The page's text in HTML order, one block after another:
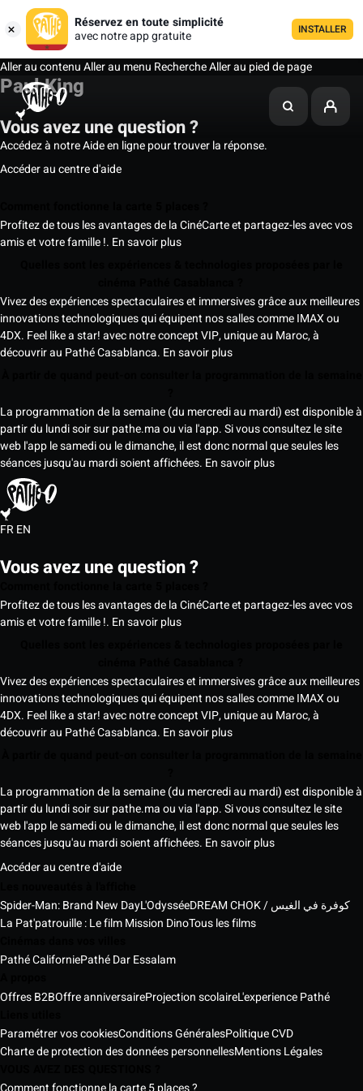
Réservez en toute simplicité
avec notre app gratuite
INSTALLER
Aller au contenuAller au menu RechercheAller au pied de page
Paul King
Vous avez une question ?
Accédez à notre Aide en ligne pour trouver la réponse.
Accéder au centre d'aide
Profitez de tous les avantages de la CinéCarte et partagez-les avec vos
amis et votre famille !. En savoir plus
Vivez des expériences spectaculaires et immersives grâce aux meilleures
innovations technologiques qui équipent nos salles comme IMAX ou
4DX. Feel like a star! avec notre concept VIP, unique au Maroc, à
découvrir au Pathé Casablanca. En savoir plus
La programmation de la semaine (du mercredi au mardi) est disponible à
partir du lundi soir sur pathe.ma ou via l'app. Si vous consultez le site
web l'app le samedi ou le dimanche, il est donc normal que seules les
séances jusqu'au mardi soient affichées. En savoir plus
FREN
Vous avez une question ?
Profitez de tous les avantages de la CinéCarte et partagez-les avec vos
amis et votre famille !. En savoir plus
Vivez des expériences spectaculaires et immersives grâce aux meilleures
innovations technologiques qui équipent nos salles comme IMAX ou
4DX. Feel like a star! avec notre concept VIP, unique au Maroc, à
découvrir au Pathé Casablanca. En savoir plus
La programmation de la semaine (du mercredi au mardi) est disponible à
partir du lundi soir sur pathe.ma ou via l'app. Si vous consultez le site
web l'app le samedi ou le dimanche, il est donc normal que seules les
séances jusqu'au mardi soient affichées. En savoir plus
Accéder au centre d'aide
Spider-Man: Brand New DayL'Odyssée
DREAM CHOK / كوفرة في الغيس
La Pat'patrouille : Le film Mission DinoTous les films
Pathé CaliforniePathé Dar Essalam
Offres B2BOffre anniversaireProjection scolaireL'experience Pathé
Paramétrer vos cookiesConditions GénéralesPolitique CVD
Charte de protection des données personnellesMentions Légales